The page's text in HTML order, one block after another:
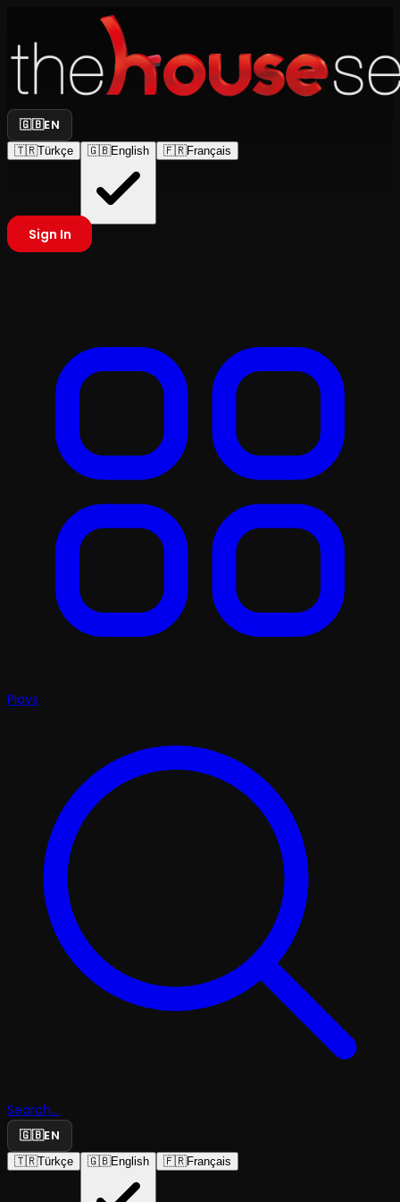
🇬🇧EN
🇹🇷Türkçe 🇬🇧English 🇫🇷Français
Sign In
Plays
Search...
🇬🇧EN
🇹🇷Türkçe 🇬🇧English 🇫🇷Français